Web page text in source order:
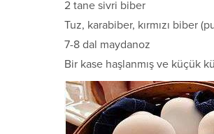
2 tane sivri biber
Tuz, karabiber, kırmızı biber
7-8 dal maydanoz
Bir kase haşlanmış ve küçük